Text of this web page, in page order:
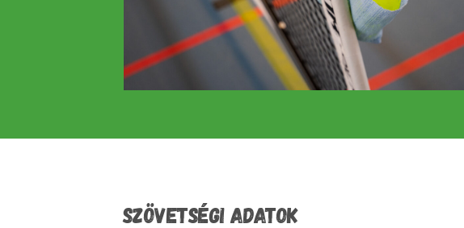
SZÖVETSÉGI ADATOK